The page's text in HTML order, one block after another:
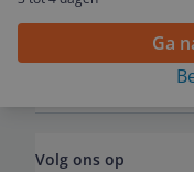
Ga
Algemeen
Volg ons op